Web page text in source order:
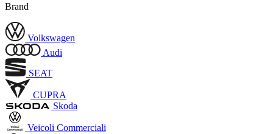
Brand
Volkswagen
Audi
SEAT
CUPRA
Skoda
Veicoli Commerciali